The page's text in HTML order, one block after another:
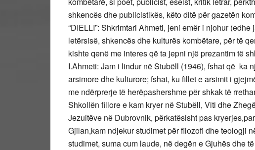
shkencës dhe publicistikës, këto ditë për gazetën
“DIELLI”: Shkrimtari Ahmeti, jeni emër i njohur
letërsisë, shkencës dhe kulturës kombëtare, për të
kishte qenë me interes që ta jepni një prezantim të
I.Ahmeti: Jam i lindur në Stubëll (1946), fshat që ka
arsimore dhe kulturore; fshat, ku fillet e arsimit i
me ndërprerje të herëpashershme për shkak të
Shkollën fillore e kam kryer në Stubëll, Viti dhe
Jezuitëve në Dubrovnik, përkatësisht pas
Gjilan,kam ndjekur studimet për filozofi dhe teologji
studimet, suma cum laude, në degën e Gjuhës dhe